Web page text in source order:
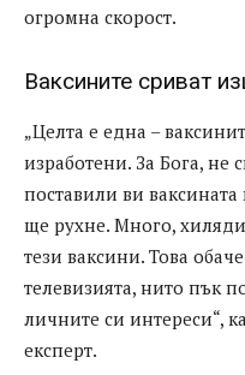
огромна скорост.
Ваксините сриват
„Целта е една –
изработени. За Бога,
поставили ви
ще рухне. Много,
тези ваксини. Това
телевизията, нито пък
личните си интереси“,
експерт.